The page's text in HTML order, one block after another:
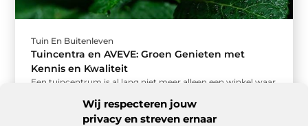
Wij respecteren jouw
privacy en streven ernaar
Tuin En Buitenleven
Tuincentra en AVEVE: Groen Genieten met
Kennis en Kwaliteit
Een tuincentrum is al lang niet meer alleen een winkel waar